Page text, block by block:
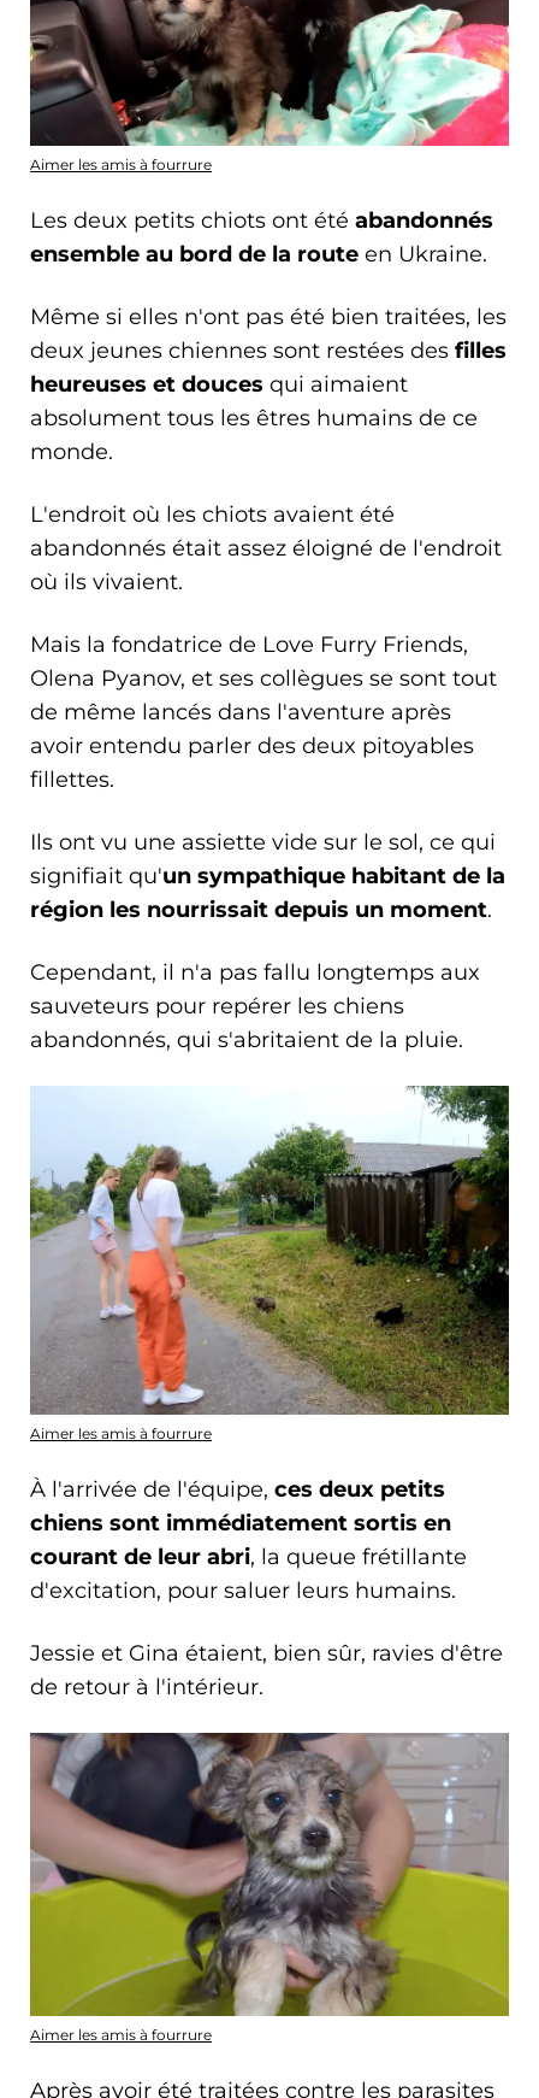
Aimer les amis à fourrure
Les deux petits chiots ont été abandonnés
ensemble au bord de la route en Ukraine.
Même si elles n'ont pas été bien traitées, les
deux jeunes chiennes sont restées des filles
heureuses et douces qui aimaient
absolument tous les êtres humains de ce
monde.
L'endroit où les chiots avaient été
abandonnés était assez éloigné de l'endroit
où ils vivaient.
Mais la fondatrice de Love Furry Friends,
Olena Pyanov, et ses collègues se sont tout
de même lancés dans l'aventure après
avoir entendu parler des deux pitoyables
fillettes.
Ils ont vu une assiette vide sur le sol, ce qui
signifiait qu'un sympathique habitant de la
région les nourrissait depuis un moment.
Cependant, il n'a pas fallu longtemps aux
sauveteurs pour repérer les chiens
abandonnés, qui s'abritaient de la pluie.
Aimer les amis à fourrure
À l'arrivée de l'équipe, ces deux petits
chiens sont immédiatement sortis en
courant de leur abri, la queue frétillante
d'excitation, pour saluer leurs humains.
Jessie et Gina étaient, bien sûr, ravies d'être
de retour à l'intérieur.
Aimer les amis à fourrure
Après avoir été traitées contre les parasites